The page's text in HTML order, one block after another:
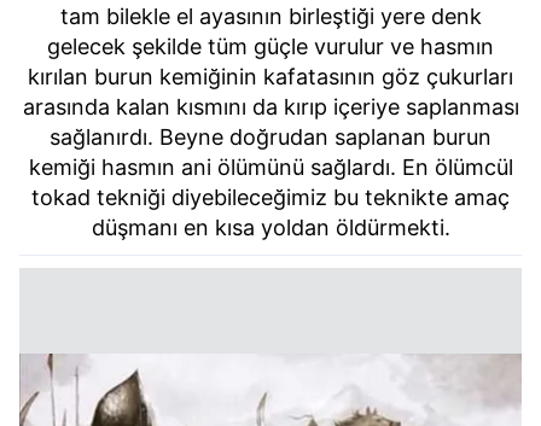
tam bilekle el ayasının birleştiği yere denk
gelecek şekilde tüm güçle vurulur ve hasmın
kırılan burun kemiğinin kafatasının göz çukurları
arasında kalan kısmını da kırıp içeriye saplanması
sağlanırdı. Beyne doğrudan saplanan burun
kemiği hasmın ani ölümünü sağlardı. En ölümcül
tokad tekniği diyebileceğimiz bu teknikte amaç
düşmanı en kısa yoldan öldürmekti.